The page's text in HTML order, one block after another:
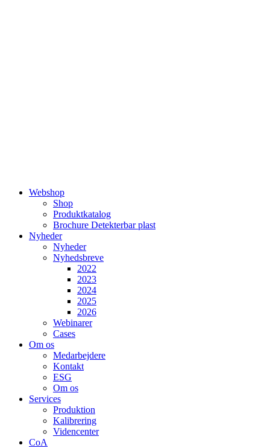
Webshop
Shop
Produktkatalog
Brochure Detekterbar plast
Nyheder
Nyheder
Nyhedsbreve
2022
2023
2024
2025
2026
Webinarer
Cases
Om os
Medarbejdere
Kontakt
ESG
Om os
Services
Produktion
Kalibrering
Videncenter
CoA